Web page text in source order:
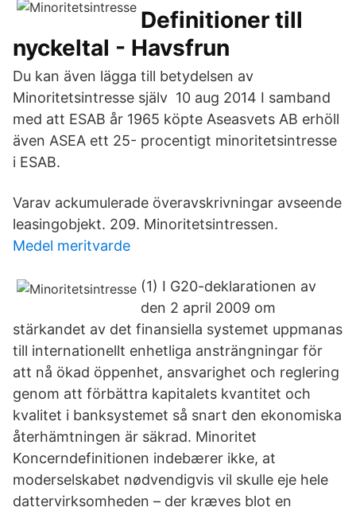
Definitioner till
nyckeltal - Havsfrun
Du kan även lägga till betydelsen av
Minoritetsintresse själv 10 aug 2014 I samband
med att ESAB år 1965 köpte Aseasvets AB erhöll
även ASEA ett 25- procentigt minoritetsintresse
i ESAB.
Varav ackumulerade överavskrivningar avseende
leasingobjekt. 209. Minoritetsintressen.
Medel meritvarde
(1) I G20-deklarationen av
den 2 april 2009 om
stärkandet av det finansiella systemet uppmanas
till internationellt enhetliga ansträngningar för
att nå ökad öppenhet, ansvarighet och reglering
genom att förbättra kapitalets kvantitet och
kvalitet i banksystemet så snart den ekonomiska
återhämtningen är säkrad. Minoritet
Koncerndefinitionen indebærer ikke, at
moderselskabet nødvendigvis vil skulle eje hele
dattervirksomheden – der kræves blot en